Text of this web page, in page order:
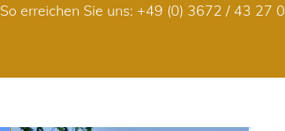
So erreichen Sie uns: +49 (0) 3672 / 43 27 0